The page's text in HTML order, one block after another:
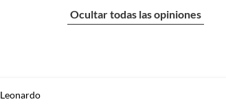
Ocultar todas las opiniones
Leonardo